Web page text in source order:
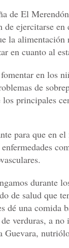
de El
de ejercitarse
la
en cuanto al
en los
de
principales
para que en
durante
de salud que
dé una comida
verduras, a
Guevara,